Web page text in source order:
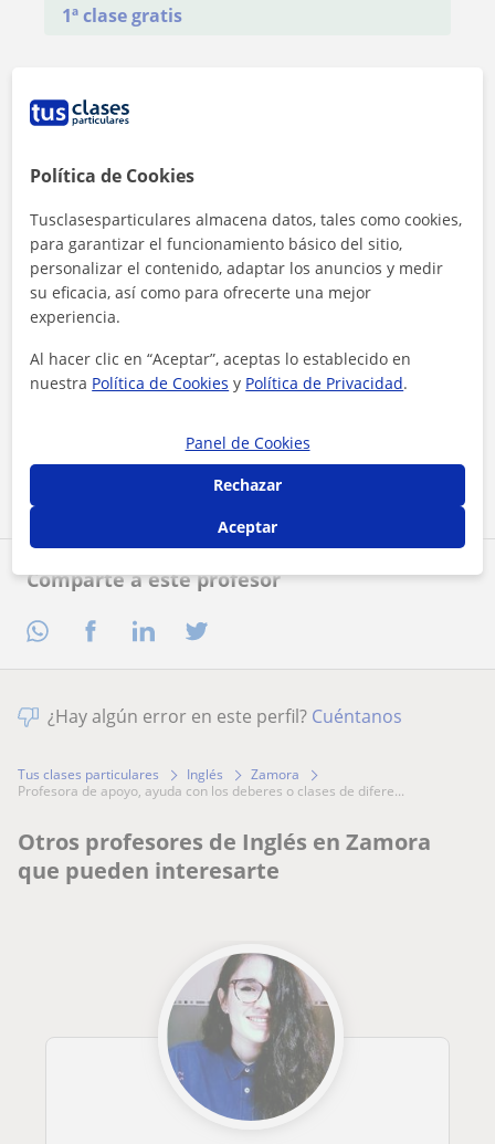
Comparte a este profesor
1ª clase gratis
aviso legal
Contactar ahora
¿Hay algún error en este perfil? Cuéntanos
Tus clases particulares Inglés
Zamora
profesora de apoyo, ayuda con los deberes o clases de difere...
Otros profesores de Inglés en Zamora
que pueden interesarte
Política de Cookies
Tusclasesparticulares almacena datos, tales como cookies,
para garantizar el funcionamiento básico del sitio,
personalizar el contenido, adaptar los anuncios y medir
su eficacia, así como para ofrecerte una mejor
experiencia.
Al hacer clic en “Aceptar”, aceptas lo establecido en
nuestra Política de Cookies y Política de Privacidad.
Panel de Cookies
Rechazar
Aceptar